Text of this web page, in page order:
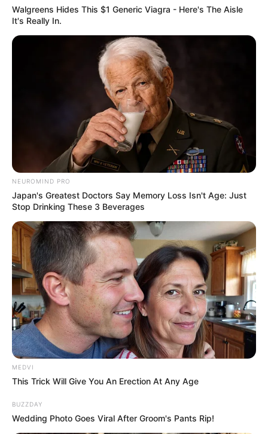
Saúde é atacada por seis
cães.
FAÇA O SEU COMENTÁRIO AQUI!
Mensagem *
BUSCAR
DESTAQUES
FACEBOOK
Walgreens Hides This $1 Generic Viagra - Here's The Aisle
It's Really In.
NEUROMIND PRO
Japan's Greatest Doctors Say Memory Loss Isn't Age: Just
Stop Drinking These 3 Beverages
MEDVI
This Trick Will Give You An Erection At Any Age
BUZZDAY
Wedding Photo Goes Viral After Groom's Pants Rip!